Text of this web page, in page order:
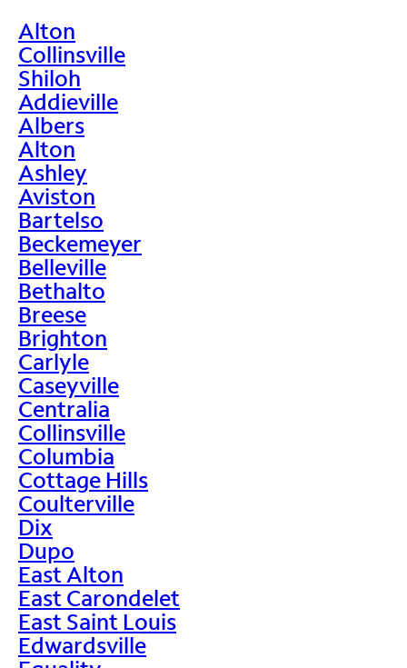
Alton
Collinsville
Shiloh
Addieville
Albers
Alton
Ashley
Aviston
Bartelso
Beckemeyer
Belleville
Bethalto
Breese
Brighton
Carlyle
Caseyville
Centralia
Collinsville
Columbia
Cottage Hills
Coulterville
Dix
Dupo
East Alton
East Carondelet
East Saint Louis
Edwardsville